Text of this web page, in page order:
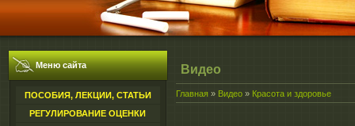
Меню сайта
ПОСОБИЯ, ЛЕКЦИИ, СТАТЬИ
РЕГУЛИРОВАНИЕ ОЦЕНКИ
Видео
Главная » Видео » Красота и здоровье